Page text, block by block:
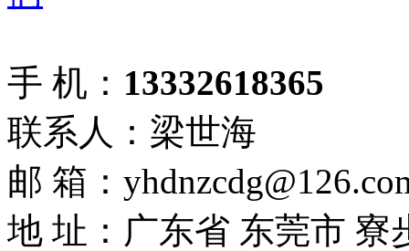
手 机： 13332618365
联系人：梁世海
邮 箱：
地 址：广东省 东莞市 寮